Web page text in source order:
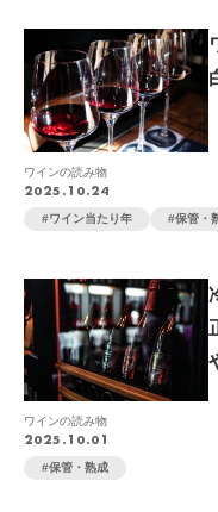
ワインの読み物
2025.10.24
ワイン当たり年 保管・
ワインの読み物
2025.10.01
保管・熟成